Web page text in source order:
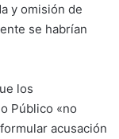
y omisión de
se habrían
los
Público «no
acusación